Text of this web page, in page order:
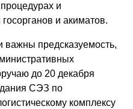
и
и акиматов.
важны предсказуемость,
до 20 декабря
СЭЗ по
комплексу